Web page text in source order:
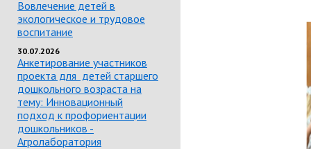
Вовлечение детей в
экологическое и трудовое
воспитание
30.07.2026
Анкетирование участников
проекта для детей старшего
дошкольного возраста на
тему: Инновационный
подход к профориентации
дошкольников -
Агролаборатория